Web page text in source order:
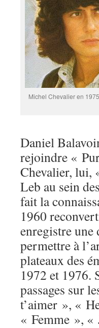
Michel Chevalier en
Daniel
rejoindre «
Chevalier, lui,
Leb au sein
fait la
1960
enregistre
permettre à
plateaux des
1972 et 1976.
passages sur
t’aimer », «
« Femme », «